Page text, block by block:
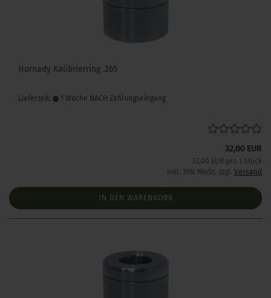
Hornady Kalibrierring .265
Lieferzeit: 1 Woche NACH Zahlungseingang
32,00 EUR
32,00 EUR pro 1 Stück
inkl. 19% MwSt. zzgl. Versand
IN DEN WARENKORB